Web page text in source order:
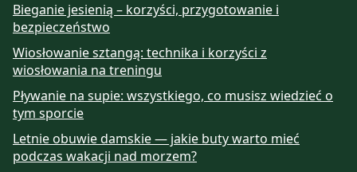
Bieganie jesienią – korzyści, przygotowanie i
bezpieczeństwo
Wiosłowanie sztangą: technika i korzyści z
wiosłowania na treningu
Pływanie na supie: wszystkiego, co musisz wiedzieć o
tym sporcie
Letnie obuwie damskie — jakie buty warto mieć
podczas wakacji nad morzem?